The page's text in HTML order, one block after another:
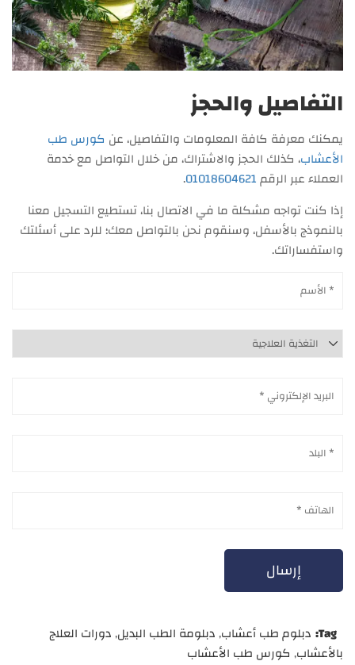
التفاصيل والحجز
يمكنك معرفة كافة المعلومات والتفاصيل، عن كورس طب
الأعشاب، كذلك الحجز والاشتراك، من خلال التواصل مع خدمة
العملاء عبر الرقم01018604621
.
إذا كنت تواجه مشكلة ما في الاتصال بنا، تستطيع التسجيل معنا
بالنموذج بالأسفل، وسنقوم نحن بالتواصل معك؛ للرد على أسئلتك
واستفساراتك.
Tag: دبلوم طب أعشاب,دبلومة الطب البديل,دورات العلاج
بالأعشاب, كورس طب الأعشاب